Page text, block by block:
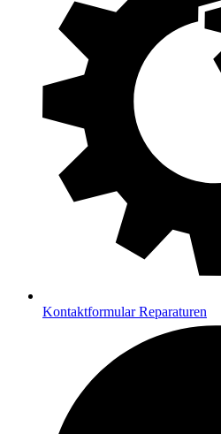
Kontaktformular Reparaturen